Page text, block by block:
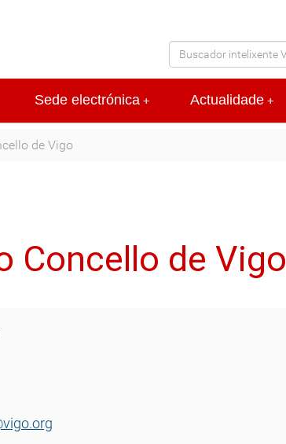
+
Sede electrónica +
Actualidade
de Vigo
Concello de Vigo